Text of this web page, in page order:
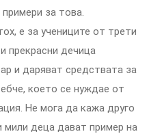
за това.
е за учениците от трети
прекрасни дечица
и даряват средствата за
което се нуждае от
Не мога да кажа друго
мили деца дават пример на